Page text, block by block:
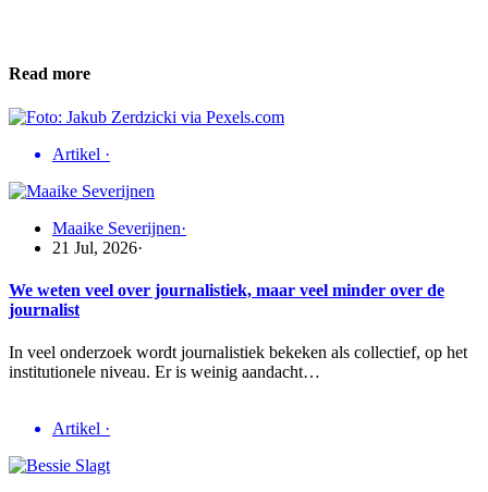
Read more
Artikel ·
Maaike Severijnen·
21 Jul, 2026·
We weten veel over journalistiek, maar veel minder over de
journalist
In veel onderzoek wordt journalistiek bekeken als collectief, op het
institutionele niveau. Er is weinig aandacht…
Artikel ·